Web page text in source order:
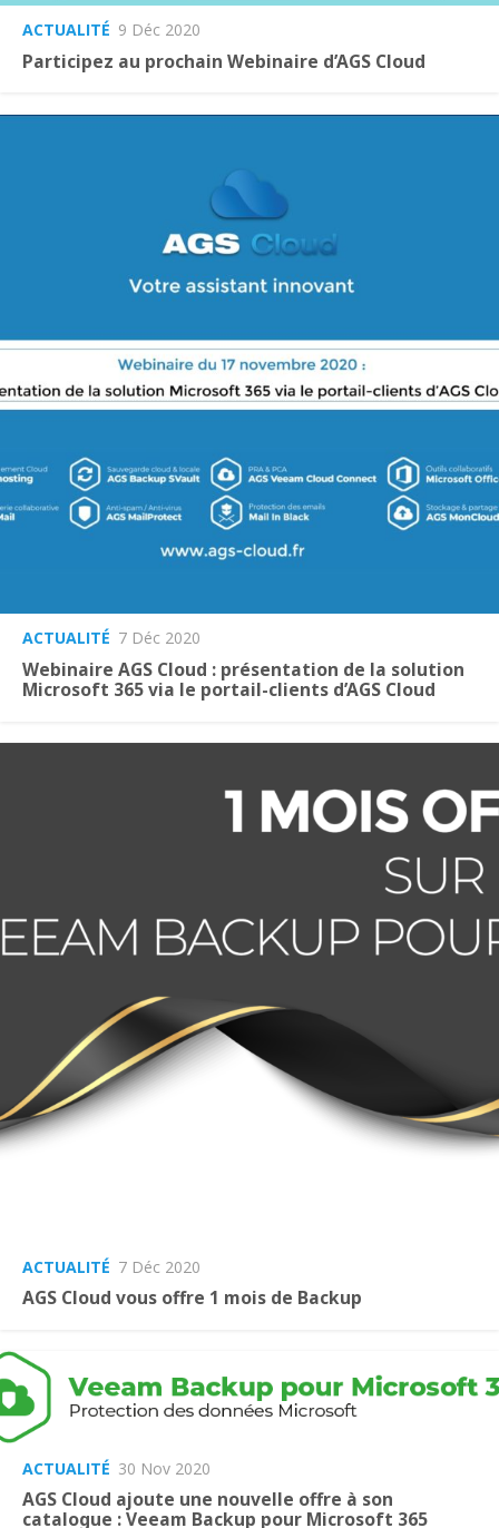
ACTUALITÉ 9 Déc 2020
Participez au prochain Webinaire d’AGS Cloud
ACTUALITÉ 7 Déc 2020
Webinaire AGS Cloud : présentation de la solution
Microsoft 365 via le portail-clients d’AGS Cloud
ACTUALITÉ 7 Déc 2020
AGS Cloud vous offre 1 mois de Backup
ACTUALITÉ 30 Nov 2020
AGS Cloud ajoute une nouvelle offre à son
catalogue : Veeam Backup pour Microsoft 365